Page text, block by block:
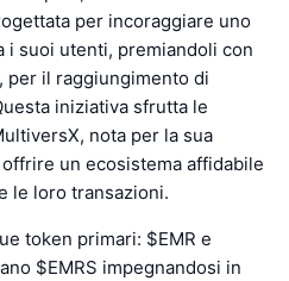
per incoraggiare uno
i suoi utenti, premiandoli con
per il raggiungimento di
iniziativa sfrutta le
nota per la sua
un ecosistema affidabile
le loro transazioni.
token primari: $EMR e
$EMRS impegnandosi in